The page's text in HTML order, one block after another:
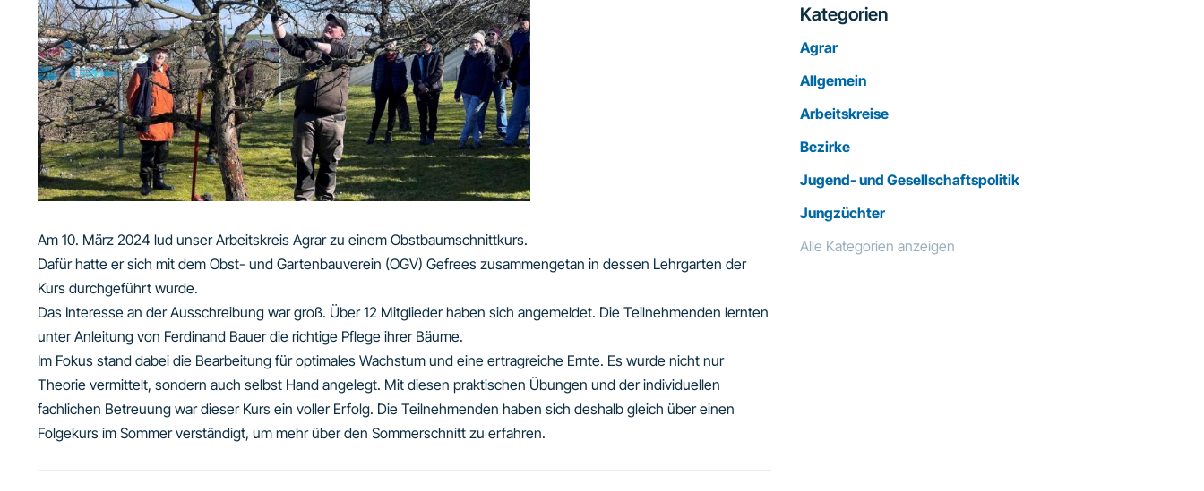
Am 10. März 2024 lud unser Arbeitskreis Agrar zu einem Obstbaumschnittkurs.
Dafür hatte er sich mit dem Obst- und Gartenbauverein (OGV) Gefrees zusammengetan in dessen Lehrgarten der
Kurs durchgeführt wurde.
Das Interesse an der Ausschreibung war groß. Über 12 Mitglieder haben sich angemeldet. Die Teilnehmenden lernten
unter Anleitung von Ferdinand Bauer die richtige Pflege ihrer Bäume.
Im Fokus stand dabei die Bearbeitung für optimales Wachstum und eine ertragreiche Ernte. Es wurde nicht nur
Theorie vermittelt, sondern auch selbst Hand angelegt. Mit diesen praktischen Übungen und der individuellen
fachlichen Betreuung war dieser Kurs ein voller Erfolg. Die Teilnehmenden haben sich deshalb gleich über einen
Folgekurs im Sommer verständigt, um mehr über den Sommerschnitt zu erfahren.
Kategorien
Agrar
Allgemein
Arbeitskreise
Bezirke
Jugend- und Gesellschaftspolitik
Jungzüchter
Alle Kategorien anzeigen